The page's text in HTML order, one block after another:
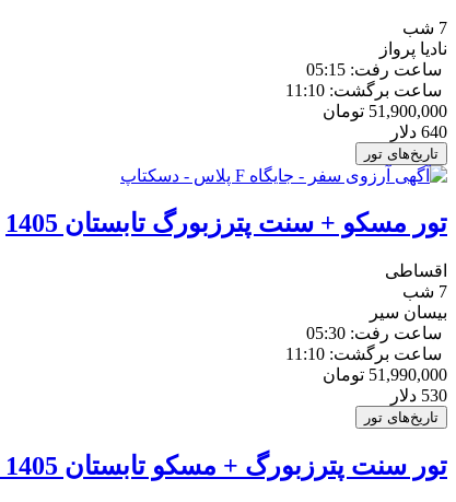
7 شب
نادیا پرواز
ساعت رفت: 05:15
ساعت برگشت: 11:10
51,900,000 تومان
640 دلار
تاریخ‌های تور
تور مسکو + سنت پترزبورگ تابستان 1405
اقساطی
7 شب
بیسان سیر
ساعت رفت: 05:30
ساعت برگشت: 11:10
51,990,000 تومان
530 دلار
تاریخ‌های تور
تور سنت پترزبورگ + مسکو تابستان 1405 (شب های سفید)